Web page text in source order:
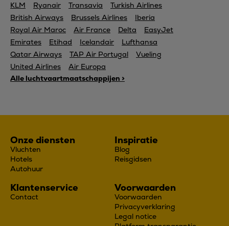
KLM Ryanair Transavia
Turkish Airlines
British Airways
Brussels Airlines
Iberia
Royal Air Maroc
Air France Delta
EasyJet
Emirates
Etihad Icelandair
Lufthansa
Qatar Airways
TAP Air Portugal
Vueling
United Airlines
Air Europa
Alle luchtvaartmaatschappijen >
Onze diensten
Vluchten
Hotels
Autohuur
Inspiratie
Blog
Reisgidsen
Klantenservice
Contact
Voorwaarden
Voorwaarden
Privacyverklaring
Legal notice